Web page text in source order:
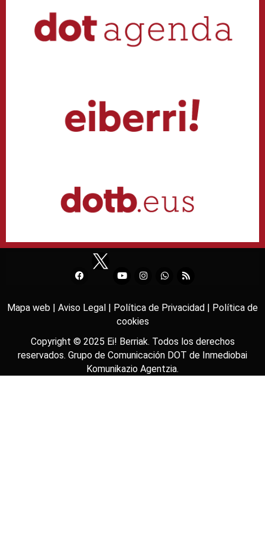
Mapa web | Aviso Legal | Política de Privacidad | Política de
cookies
Copyright © 2025 Ei! Berriak. Todos los derechos
reservados. Grupo de Comunicación DOT de Inmediobai
Komunikazio Agentzia.